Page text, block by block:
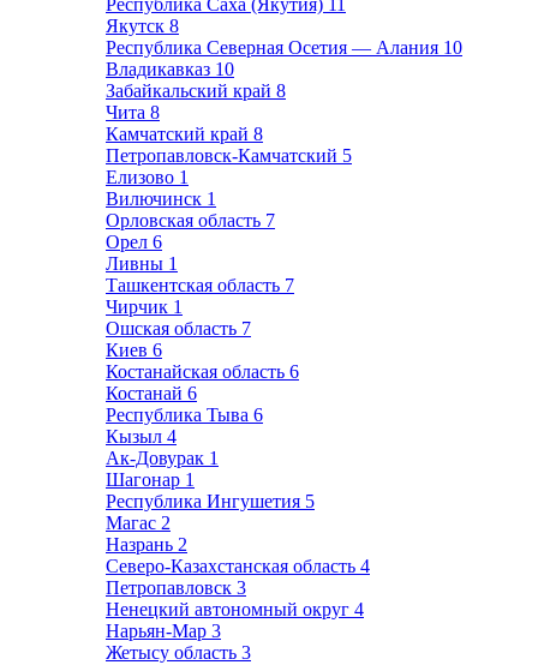
Республика Саха (Якутия) 11
Якутск 8
Республика Северная Осетия — Алания 10
Владикавказ 10
Забайкальский край 8
Чита 8
Камчатский край 8
Петропавловск-Камчатский 5
Елизово 1
Вилючинск 1
Орловская область 7
Орел 6
Ливны 1
Ташкентская область 7
Чирчик 1
Ошская область 7
Киев 6
Костанайская область 6
Костанай 6
Республика Тыва 6
Кызыл 4
Ак-Довурак 1
Шагонар 1
Республика Ингушетия 5
Магас 2
Назрань 2
Северо-Казахстанская область 4
Петропавловск 3
Ненецкий автономный округ 4
Нарьян-Мар 3
Жетысу область 3